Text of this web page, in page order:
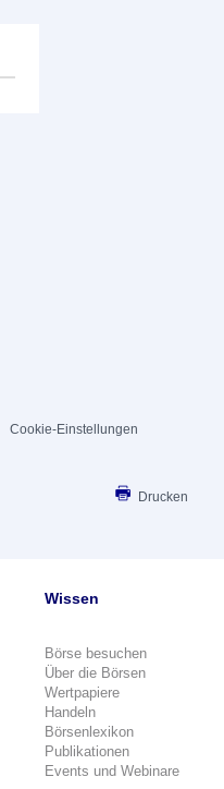
Cookie-Einstellungen
Drucken
Wissen
Börse besuchen
Über die Börsen
Wertpapiere
Handeln
Börsenlexikon
Publikationen
Events und Webinare